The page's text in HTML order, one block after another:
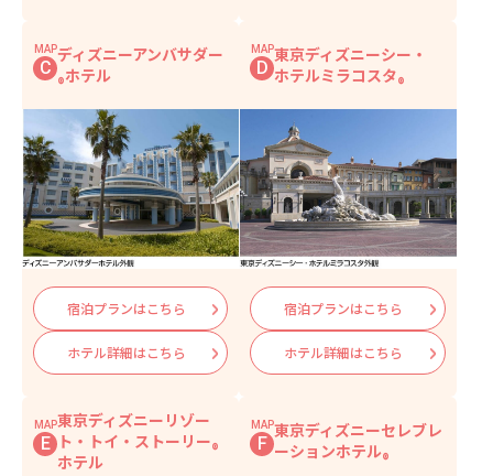
東京ディズニーシー
でアトラクションを満喫
憧れの東京ディズニーシー・ファンタジースプリ
3日目
8:00確約「ファンタジースプリング・レストラ
ン」で朝食
チェックアウトまで
ホテルを満喫
ファンタジースプリングス・エントランスかららく
らくアクセス！
「ハッピーエントリー」などディズニー
ホテル共通の特典はこちら
■目安旅行代金
87,800円～105,400円
MAP
C
ディズニーアンバサダー
®ホテル
宿泊プランはこちら
ホテル詳細はこちら
MAP
D
東京ディズニーシー・
ホテルミラコスタ®
宿泊プランはこちら
ホテル詳細はこちら
MAP
E
東京ディズニーリゾー
ト・トイ・ストーリー®
ホテル
MAP
F
東京ディズニーセレブレ
ーションホテル®